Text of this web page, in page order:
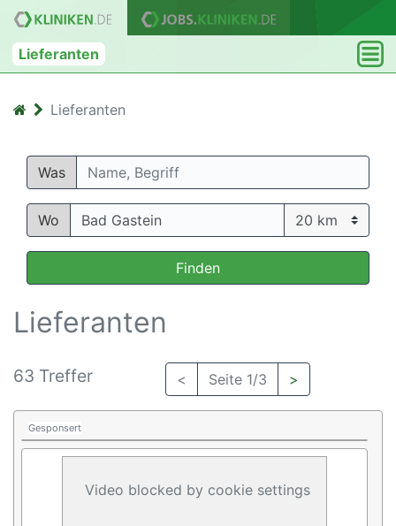
Lieferanten
Lieferanten
Was
Wo
Finden
Lieferanten
63 Treffer < Seite 1/3 >
Gesponsert
Video blocked by cookie settings